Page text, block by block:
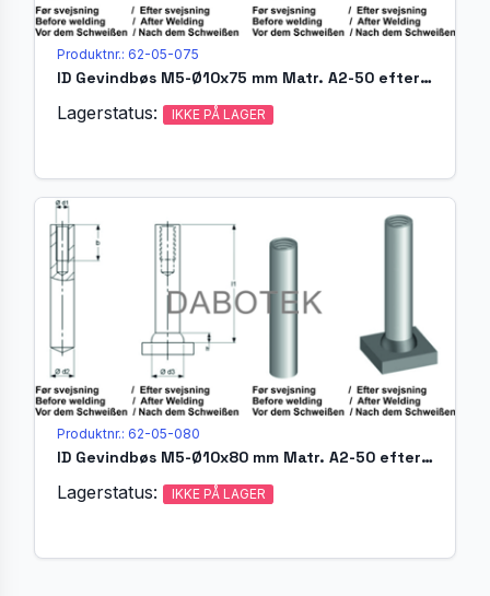
Produktnr.: 62-05-075
ID Gevindbøs M5-Ø10x75 mm Matr. A2-50 efter EN ISO 13918
Lagerstatus: IKKE PÅ LAGER
Produktnr.: 62-05-080
ID Gevindbøs M5-Ø10x80 mm Matr. A2-50 efter EN ISO 13918
Lagerstatus: IKKE PÅ LAGER